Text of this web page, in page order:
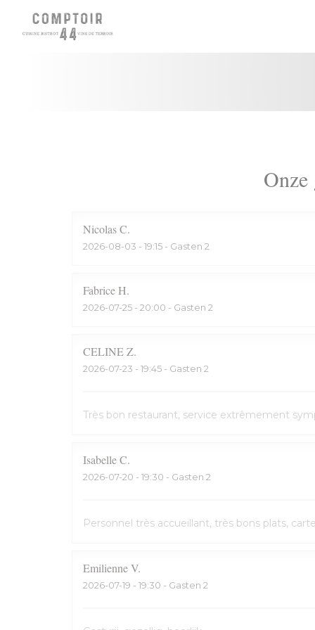
Cookies beheer paneel
Onze
NicolasC
2026-08-03 - 19:15 - Gasten 2
FabriceH
2026-07-25 - 20:00 - Gasten 2
CELINEZ
2026-07-23 - 19:45 - Gasten 2
Très bon restaurant, service extrêmement
IsabelleC
2026-07-20 - 19:30 - Gasten 2
Personnel très accueillant, très bons plats,
EmilienneV
2026-07-19 - 19:30 - Gasten 2